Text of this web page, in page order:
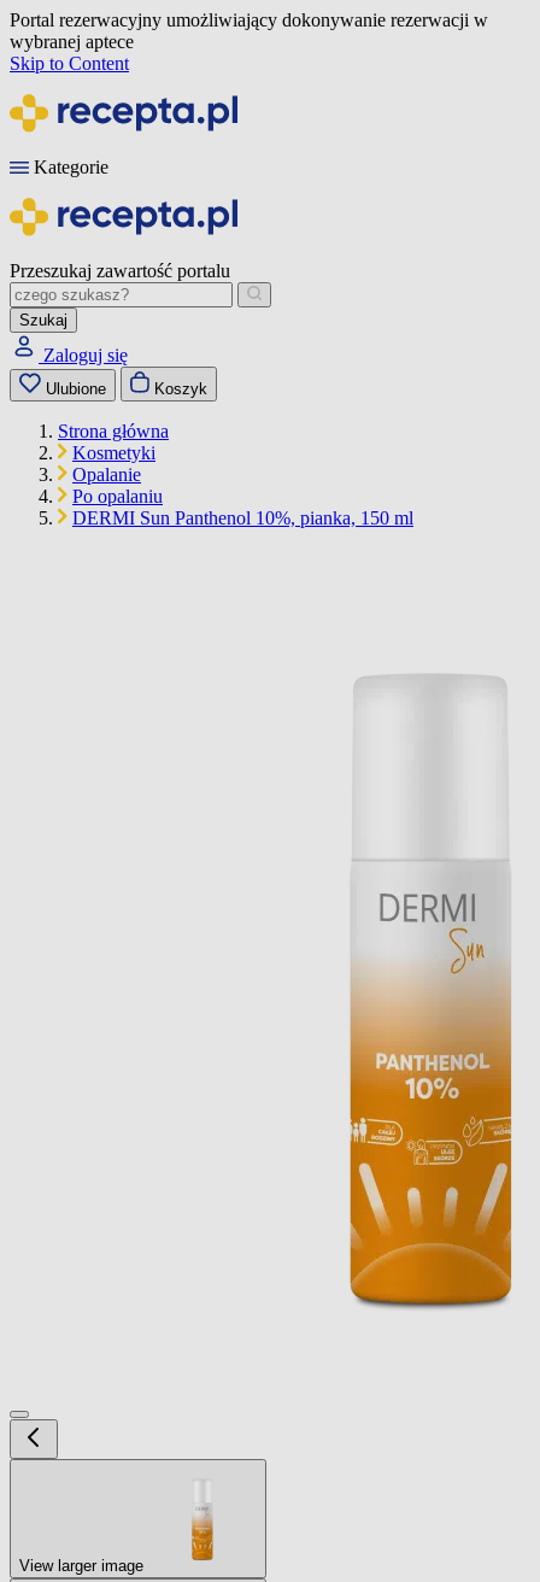
Portal rezerwacyjny umożliwiający dokonywanie rezerwacji w
wybranej aptece
Skip to Content
Kategorie
Przeszukaj zawartość portalu
Szukaj
Zaloguj się
Ulubione Koszyk
Strona główna
Kosmetyki
Opalanie
Po opalaniu
DERMI Sun Panthenol 10%, pianka, 150 ml
View larger image